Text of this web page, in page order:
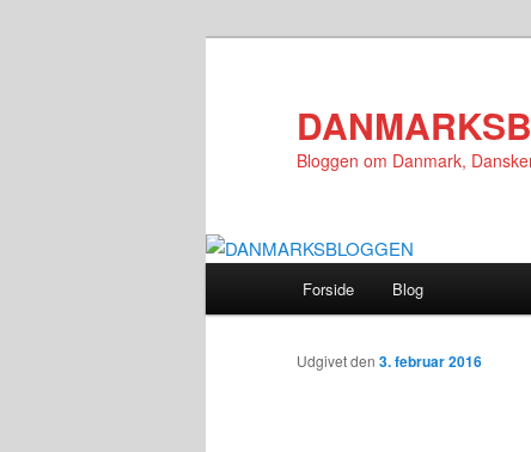
Bloggen om Danmark,
Forside Blog
Udgivet den 3. februar 2016